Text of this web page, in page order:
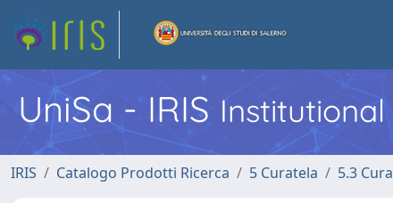
UniSa - IRIS
IRIS Catalogo Prodotti Ricerca 5 Curatela 5.3